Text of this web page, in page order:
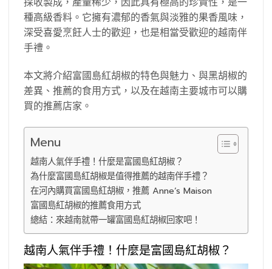
種高級香料。它擁有濃郁的香氣與淡雅的果香風味，
深受喜愛烹飪人士的歡迎，也是相當受歡迎的越南伴
手禮。
本文將介紹富國島紅胡椒的特色與魅力、與黑胡椒的
差異、推薦的食用方式，以及在越南主要城市可以購
買的推薦店家。
Menu
越南人氣伴手禮！什麼是富國島紅胡椒？
為什麼富國島紅胡椒是值得推薦的越南伴手禮？
在河內購買富國島紅胡椒，推薦 Anne’s Maison
富國島紅胡椒的推薦食用方式
總結：來越南就帶一罐富國島紅胡椒回家吧！
越南人氣伴手禮！什麼是富國島紅胡椒？